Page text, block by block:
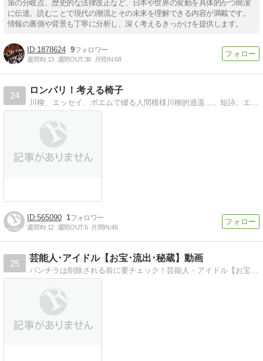
策の分岐点、歴史的な法律改正など、日本や世界の変動を具体的かつ簡潔
に伝達。読むことで現代の潮流とその未来を理解できる内容が満載です。
情報の裏側や背景も丁寧に分析し、深く考えるきっかけを提供します。
1878624 9
週間IN:13 週間OUT:38 月間IN:68
24
ロンパリ！考える椅子
川柳、エッセイ、ポエムで綴る人間模様川柳的逍遥…、短詩、エッセイ、ポエムで綴る人間模様
565090 1
週間IN:12 週間OUT:6 月間IN:46
25
芸能人･アイドル【お宝･流出･秘蔵】動画
パンチラは削除される前に要チェック！芸能人・アイドル【お宝・流出】秘蔵動画、注目のyoutube動画、ニコニコ動画を